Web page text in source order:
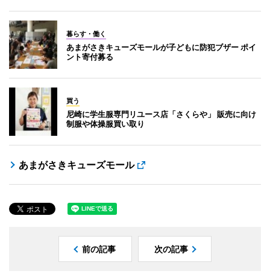
暮らす・働く
あまがさきキューズモールが子どもに防犯ブザー ポイ
ント寄付募る
買う
尼崎に学生服専門リユース店「さくらや」 販売に向け
制服や体操服買い取り
あまがさきキューズモール
前の記事 次の記事